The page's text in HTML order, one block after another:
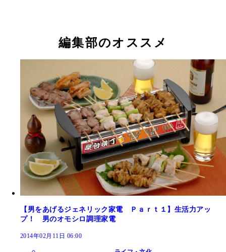
編集部のオススメ
【男をあげるジェネリック家電 Ｐａｒｔ１】生活力アッ
プ！ 男のオモシロ調理家電
2014年02月11日 06:00